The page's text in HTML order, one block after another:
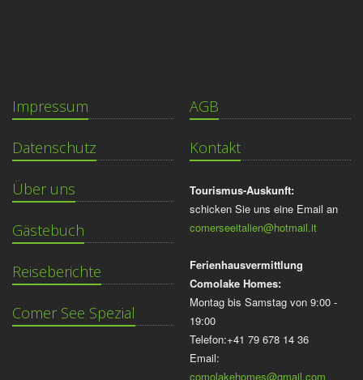
Impressum
Datenschutz
Über uns
Gästebuch
Reiseberichte
Comer See Spezial
AGB
Kontakt
Tourismus-Auskunft:
schicken Sie uns eine Email an
comerseeitalien@hotmail.it
Ferienhausvermittlung
Comolake Homes:
Montag bis Samstag von 9:00 -
19:00
Telefon:+41 79 678 14 36
Email:
comolakehomes@gmail.com